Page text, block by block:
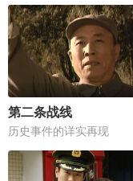
第二条战线
历史事件的详实再现